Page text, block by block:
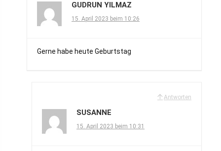
GUDRUN YILMAZ
15. April 2023 beim 10:26
Gerne habe heute Geburtstag
Antworten
SUSANNE
15. April 2023 beim 10:31